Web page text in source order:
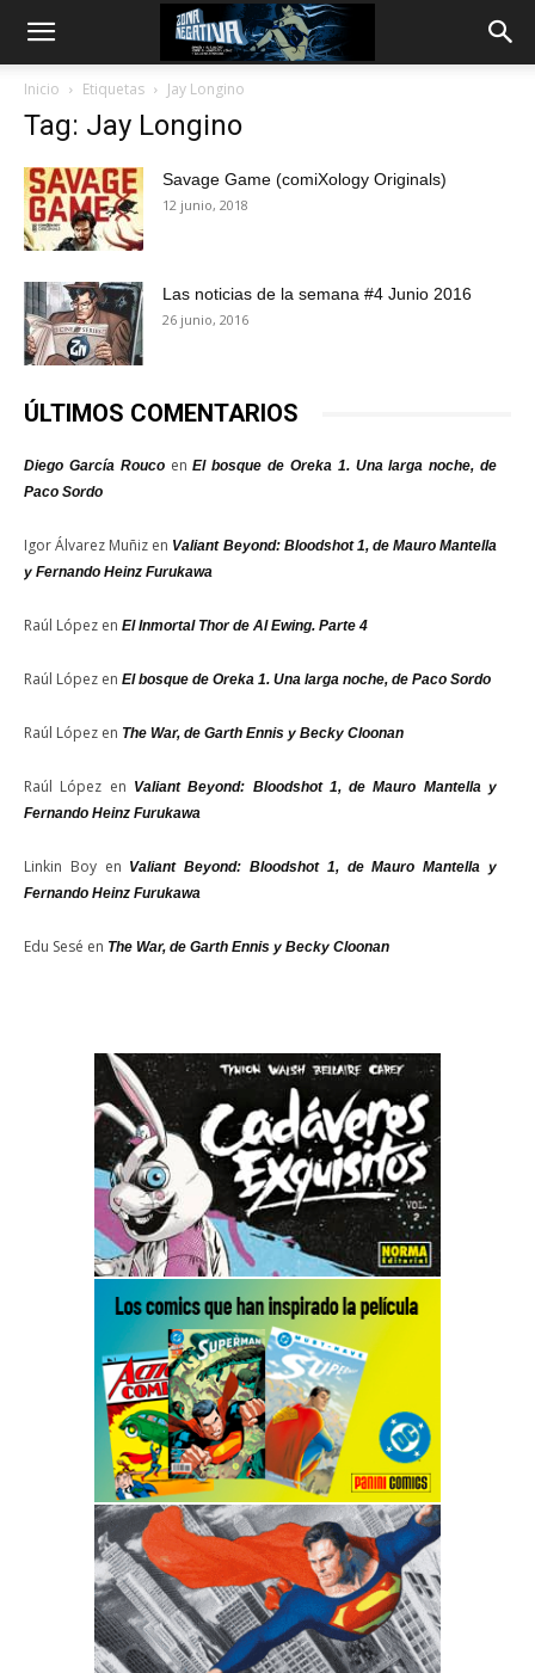
Inicio Etiquetas Jay Longino
Tag: Jay Longino
Savage Game (comiXology Originals)
12 junio, 2018
Las noticias de la semana #4 Junio 2016
26 junio, 2016
ÚLTIMOS COMENTARIOS
Diego García RoucoenEl bosque de Oreka 1. Una larga noche, de
Paco Sordo
Igor Álvarez Muñiz en Valiant Beyond: Bloodshot 1, de Mauro Mantella
y Fernando Heinz Furukawa
Raúl López en El Inmortal Thor de Al Ewing. Parte 4
Raúl López en El bosque de Oreka 1. Una larga noche, de Paco Sordo
Raúl López en The War, de Garth Ennis y Becky Cloonan
Raúl López en Valiant Beyond: Bloodshot 1, de Mauro Mantella y
Fernando Heinz Furukawa
Linkin Boyen Valiant Beyond: Bloodshot 1, de Mauro Mantella y
Fernando Heinz Furukawa
Edu Sesé en The War, de Garth Ennis y Becky Cloonan